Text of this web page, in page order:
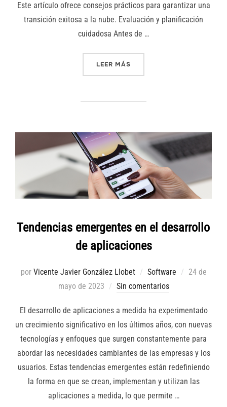
Este artículo ofrece consejos prácticos para garantizar una
transición exitosa a la nube. Evaluación y planificación
cuidadosa Antes de …
LEER MÁS
Tendencias emergentes en el desarrollo
de aplicaciones
por Vicente Javier González Llobet Software
Publicado
24 de
mayo de 2023
Sin comentarios
El desarrollo de aplicaciones a medida ha experimentado
un crecimiento significativo en los últimos años, con nuevas
tecnologías y enfoques que surgen constantemente para
abordar las necesidades cambiantes de las empresas y los
usuarios. Estas tendencias emergentes están redefiniendo
la forma en que se crean, implementan y utilizan las
aplicaciones a medida, lo que permite …